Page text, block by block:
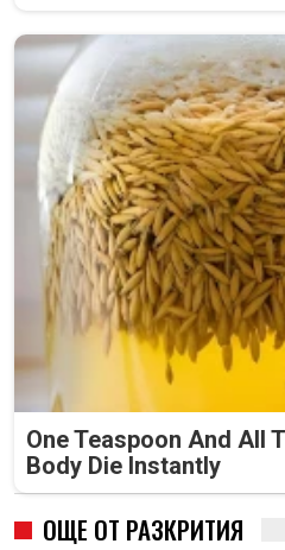
One Teaspoon And All
Body Die Instantly
ОЩЕ ОТ РАЗКРИТИЯ